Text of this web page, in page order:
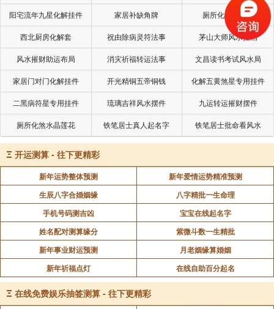
家装修公司。他感慨到：“学会分钱，原来这么有用。”
通过学习《易经》的智慧，让我们能够积极乐
观，拥有自强不息的精神，再考虑别人的利益，学会让
利，让大家合作共赢，这么一来，久而久之，你就会发
现，自己的运气变得越来越好了。
声明：部分内容来于网络，如有侵权，请联系我们删除！以上内容，并
不代表易德轩观点。
阳宅流年九星化解挂件 家居补缺角牌 厕所化秽气煞套
西北厨房化解套 祝由除病灵符法事 茅山大师风水挂画
风水摧财助运布局 消灾祈福转运法事 文昌读书考试风水局
家居门对门化解挂件 开光精铜五帝铜钱 化解五黄煞星专用挂件
二黑病符星专用挂件 琉璃吉祥风水摆件 九运转运摧财摆件
厕所化煞水晶莲花 铁笔居士真人起名字 铁笔居士批命看风水
Ξ 开运测算 - 往下更精彩
新年运势整体预测
新年爱情运势精准预测
生辰八字合婚姻缘
八字精批一生命理
手机号码测吉凶
宝宝在线起名字
姓名配对测算缘分
紫微斗数一生精批
新年事业财运预测
月老姻缘算婚姻
新年祈福点灯
在线自助百分起名
Ξ 在线免费娱乐抽签测算 - 往下更精彩